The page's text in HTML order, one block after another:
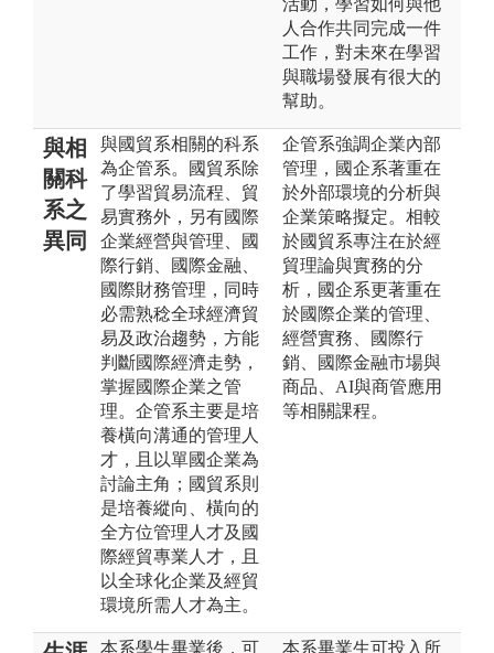
人合作共同完成一件
工作，對未來在學習
與職場發展有很大的
幫助。
與相
關科
系之
異同
與國貿系相關的科系
為企管系。國貿系除
了學習貿易流程、貿
易實務外，另有國際
企業經營與管理、國
際行銷、國際金融、
國際財務管理，同時
必需熟稔全球經濟貿
易及政治趨勢，方能
判斷國際經濟走勢，
掌握國際企業之管
理。企管系主要是培
養橫向溝通的管理人
才，且以單國企業為
討論主角；國貿系則
是培養縱向、橫向的
全方位管理人才及國
際經貿專業人才，且
以全球化企業及經貿
環境所需人才為主。
企管系強調企業內部
管理，國企系著重在
於外部環境的分析與
企業策略擬定。相較
於國貿系專注在於經
貿理論與實務的分
析，國企系更著重在
於國際企業的管理、
經營實務、國際行
銷、國際金融市場與
商品、AI與商管應用
等相關課程。
本系學生畢業後，可
本系畢業生可投入所